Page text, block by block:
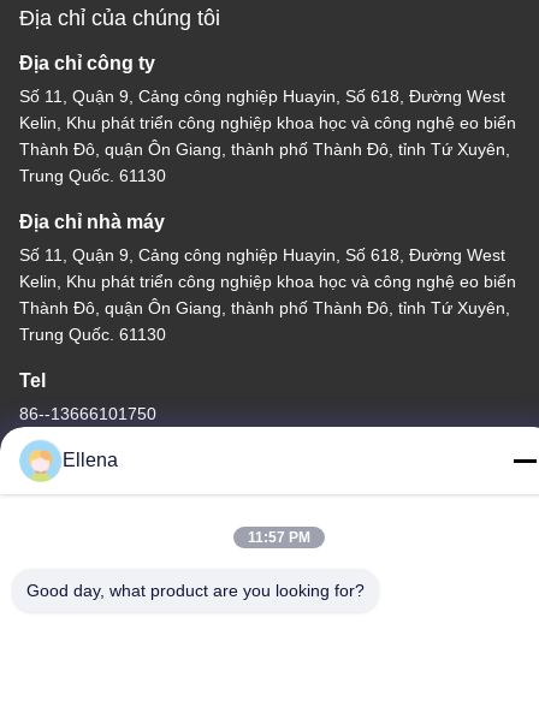
Địa chỉ của chúng tôi
Địa chỉ công ty
Số 11, Quận 9, Cảng công nghiệp Huayin, Số 618, Đường West
Kelin, Khu phát triển công nghiệp khoa học và công nghệ eo biển
Thành Đô, quận Ôn Giang, thành phố Thành Đô, tỉnh Tứ Xuyên,
Trung Quốc. 61130
Địa chỉ nhà máy
Số 11, Quận 9, Cảng công nghiệp Huayin, Số 618, Đường West
Kelin, Khu phát triển công nghiệp khoa học và công nghệ eo biển
Thành Đô, quận Ôn Giang, thành phố Thành Đô, tỉnh Tứ Xuyên,
Trung Quốc. 61130
Tel
86--13666101750
cung cấp. Bản quyền © -2026 Chengdu Mechan Electronic
Ellena
11:57 PM
Good day, what product are you looking for?